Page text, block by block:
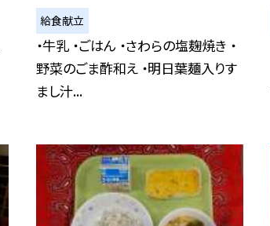
給食献立
・牛乳 ・ごはん ・さわらの塩麹焼き ・
野菜のごま酢和え ・明日葉麺入りす
まし汁...